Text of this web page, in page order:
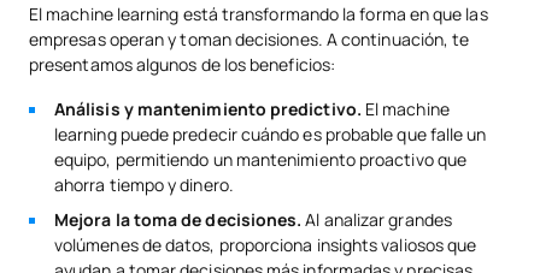
El machine learning está transformando la forma en que las
empresas operan y toman decisiones. A continuación, te
presentamos algunos de los beneficios:
Análisis y mantenimiento predictivo. El machine
learning puede predecir cuándo es probable que falle un
equipo, permitiendo un mantenimiento proactivo que
ahorra tiempo y dinero.
Mejora la toma de decisiones.Al analizar grandes
volúmenes de datos, proporciona insights valiosos que